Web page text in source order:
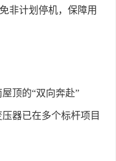
非计划停机，保障用
顶的“双向奔赴”
器已在多个标杆项目